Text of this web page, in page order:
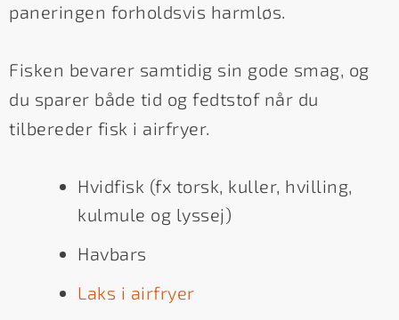
paneringen forholdsvis harmløs.
Fisken bevarer samtidig sin gode smag, og
du sparer både tid og fedtstof når du
tilbereder fisk i airfryer.
Hvidfisk (fx torsk, kuller, hvilling,
kulmule og lyssej)
Havbars
Laks i airfryer